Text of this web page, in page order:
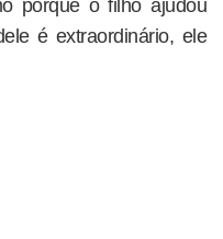
porque o filho ajudou
é extraordinário, ele